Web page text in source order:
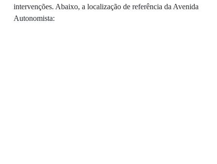
intervenções. Abaixo, a localização de referência da Avenida
Autonomista: